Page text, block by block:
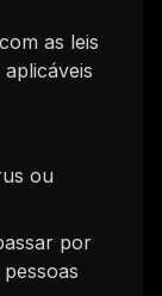
as leis
ou
por